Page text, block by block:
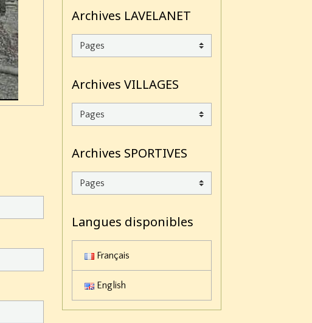
Archives LAVELANET
Archives VILLAGES
Archives SPORTIVES
Langues disponibles
Français
English